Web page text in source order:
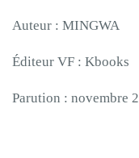
Auteur : MINGWA
Éditeur VF : Kbooks
Parution : novembre